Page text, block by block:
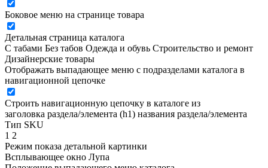
Боковое меню на странице товара
Детальная страница каталога
С табами Без табов Одежда и обувь Строительство и ремонт
Дизайнерские товары
Отображать выпадающее меню с подразделами каталога в
навигационной цепочке
Строить навигационную цепочку в каталоге из
заголовка раздела/элемента (h1) названия раздела/элемента
Тип SKU
1 2
Режим показа детальной картинки
Всплывающее окно Лупа